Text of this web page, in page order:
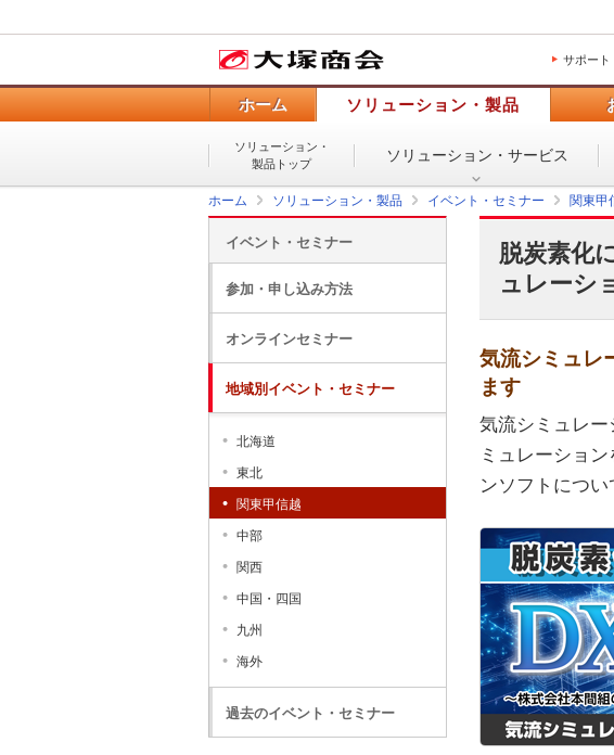
サポート
ホーム ソリューション・製品
ソリューション・
製品トップ
ソリューション・ サービス
ホーム ソリューション・製品 イベント・セミナー 関東甲
脱炭素化
ュレーシ
気流シミュレ
ます
気流シミュレ
ミュレーショ
ンソフトにつ
イベント・セミナー
参加・申し込み方法
オンラインセミナー
地域別イベント・セミナー
北海道
東北
関東甲信越
中部
関西
中国・四国
九州
海外
過去のイベント・セミナー